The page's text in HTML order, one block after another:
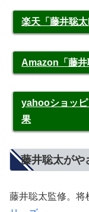
楽天「藤井聡
Amazon「藤
yahooショッ
果
藤井聡太がや
藤井聡太監修。将